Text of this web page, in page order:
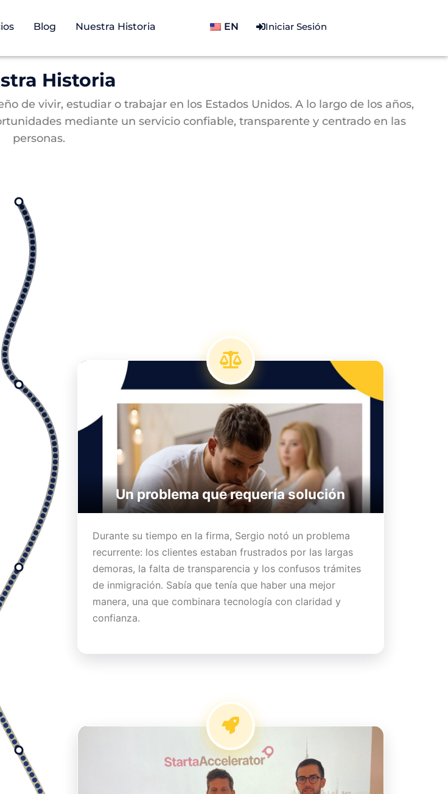
Blog Nuestra Historia EN Iniciar Sesión
Historia
de vivir, estudiar o trabajar en los Estados Unidos. A lo largo de los años,
mediante un servicio confiable, transparente y centrado en las
personas.
Un problema que requería solución
Durante su tiempo en la firma, Sergio notó un problema
recurrente: los clientes estaban frustrados por las largas
demoras, la falta de transparencia y los confusos trámites
de inmigración. Sabía que tenía que haber una mejor
manera, una que combinara tecnología con claridad y
confianza.